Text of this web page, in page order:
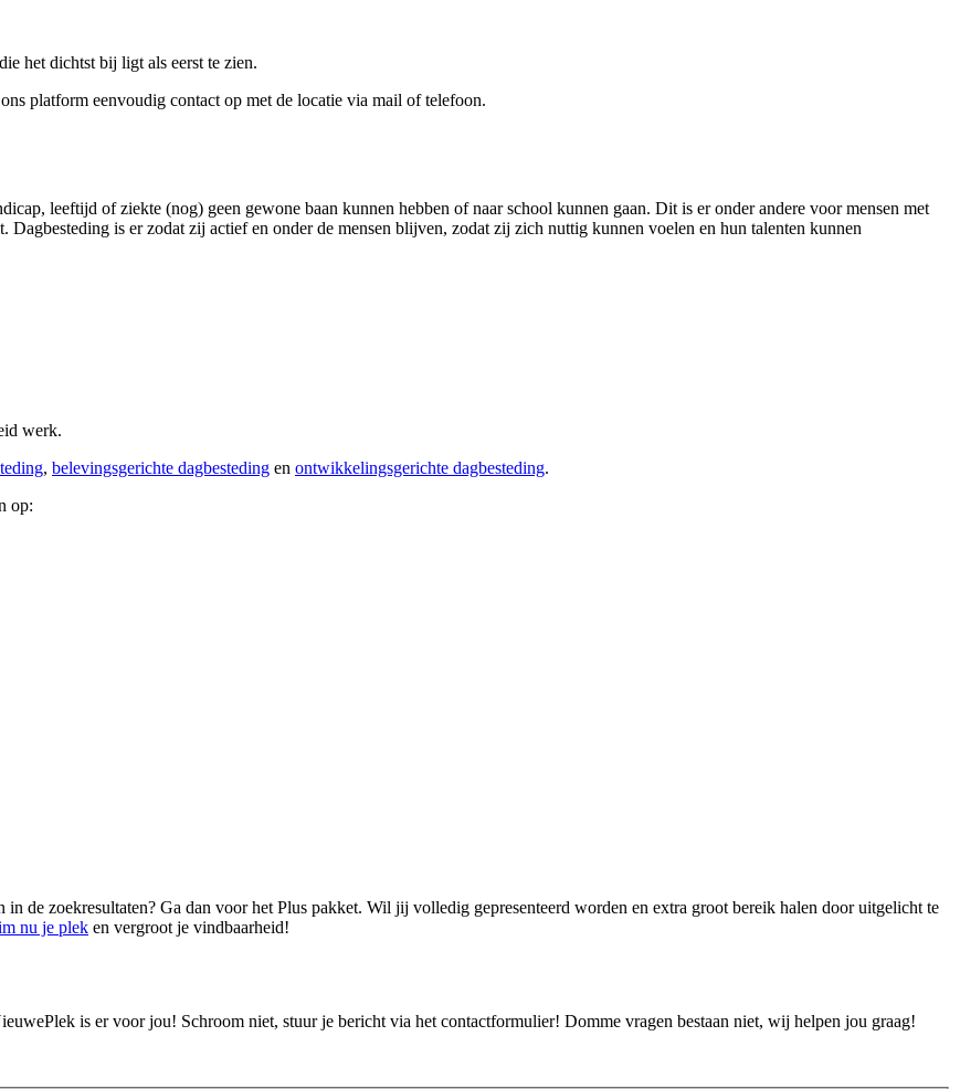
het dichtst bij ligt als eerst te zien.
platform eenvoudig contact op met de locatie via mail of telefoon.
leeftijd of ziekte (nog) geen gewone baan kunnen hebben of naar school kunnen gaan. Dit is er onder andere voor mensen met
is er zodat zij actief en onder de mensen blijven, zodat zij zich nuttig kunnen voelen en hun talenten kunnen
werk.
, belevingsgerichte dagbesteding en ontwikkelingsgerichte dagbesteding.
op:
de zoekresultaten? Ga dan voor het Plus pakket. Wil jij volledig gepresenteerd worden en extra groot bereik halen door uitgelicht te
nu je plek en vergroot je vindbaarheid!
is er voor jou! Schroom niet, stuur je bericht via het contactformulier! Domme vragen bestaan niet, wij helpen jou graag!